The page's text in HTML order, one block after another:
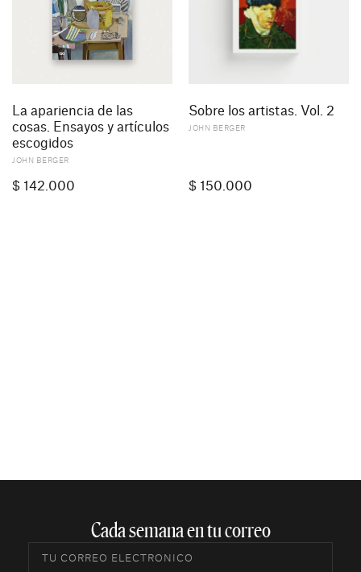
La apariencia de las
cosas. Ensayos y artículos
escogidos
JOHN BERGER
$ 142.000
Sobre los artistas. Vol. 2
JOHN BERGER
$ 150.000
Cada semana en tu correo​